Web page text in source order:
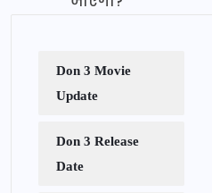
Don 3 Movie
Update
Don 3 Release
Date